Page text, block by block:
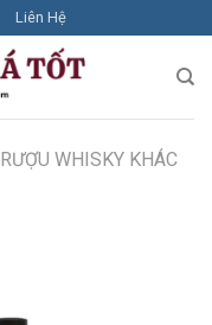
Liên Hệ
RƯỢU WHISKY KHÁC